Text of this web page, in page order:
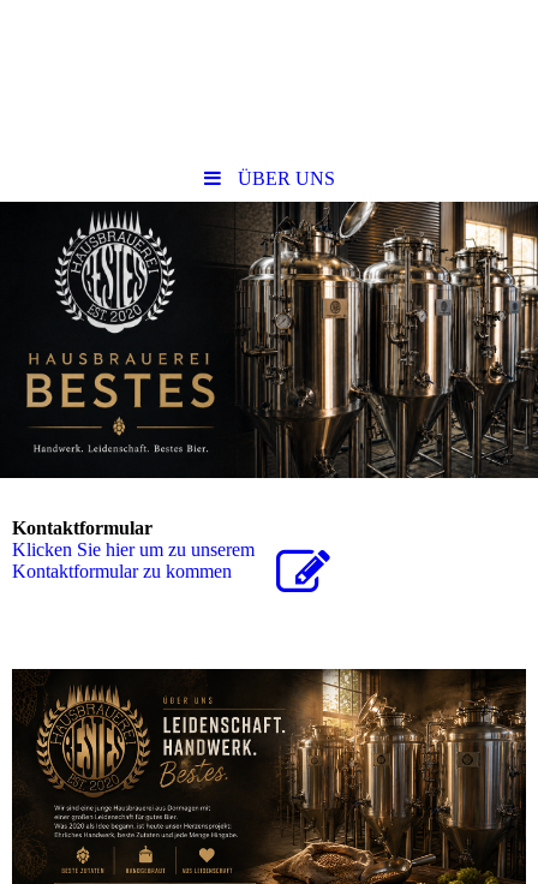
ÜBER UNS
Kontaktformular
Klicken Sie hier um zu unserem
Kon­takt­for­mu­lar zu kommen